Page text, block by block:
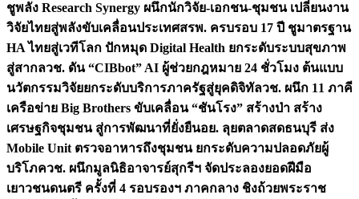
ชูพลัง Research Synergy ผนึกนักวิจัย-เอกชน-ชุมชน เปลี่ยนงาน
วิจัยไทยสู่พลังขับเคลื่อนประเทศสรพ. ครบรอบ 17 ปี ชูมาตรฐาน
HA ไทยสู่เวทีโลก ปักหมุด Digital Health ยกระดับระบบสุขภาพ
สู่สากลวช. ดัน “CIBbot” AI ผู้ช่วยกฎหมาย 24 ชั่วโมง ต้นแบบ
นวัตกรรมวิจัยยกระดับบริการภาครัฐสู่ยุคดิจิทัลวช. ผนึก 11 ภาคี
เครือข่าย Big Brothers ขับเคลื่อน “ชันโรง” สร้างป่า สร้าง
เศรษฐกิจชุมชน สู่การพัฒนาที่ยั่งยืนอย. ลุยตลาดสดธนบุรี ส่ง
Mobile Unit ตรวจอาหารถึงชุมชน ยกระดับความปลอดภัยผู้
บริโภควช. ผนึกมูลนิธิอาจารย์สุกรีฯ จัดประลองยอดฝีมือ
เยาวชนดนตรี ครั้งที่ 4 รอบรองฯ ภาคกลาง ชิงถ้วยพระราช